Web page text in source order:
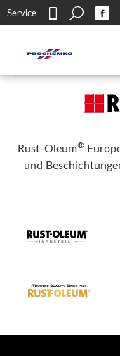
Service KontaktSearch
Rust-Oleum®
und